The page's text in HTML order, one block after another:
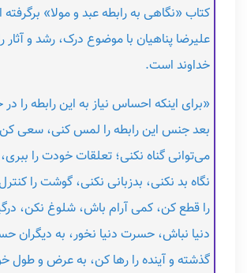
کتاب «نگاهی به رابطه عبد و مولا»
علیرضا پناهیان با موضوع درک، رشد و آثار
خداوند است.
«برای اینکه احساس نیاز به این رابطه
بعد جنس این رابطه را لمس کنی، سعی کن
می‌توانی گناه نکنی؛ تعلقات خودت را ببری،
نگاه بد نکنی، بدزبانی نکنی، گوشت را
را قطع کن، کمی آرام باش، شلوغ نکن،
دنیا نباش، حسرت دنیا نخور، به دیگران
گذشته و آینده را رها کن، به عرض و طول